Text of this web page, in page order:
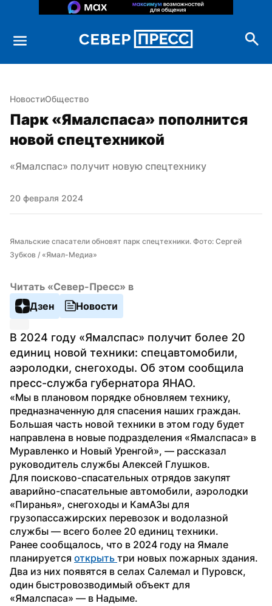
НовостиОбщество
Парк «Ямалспаса» пополнится
новой спецтехникой
«Ямалспас» получит новую спецтехнику
20 февраля 2024
Ямальские спасатели обновят парк спецтехники. Фото: Сергей
Зубков / «Ямал-Медиа»
Читать «Север-Пресс» в
Дзен
Новости
В 2024 году «Ямалспас» получит более 20
единиц новой техники: спецавтомобили,
аэролодки, снегоходы. Об этом сообщила
пресс-служба губернатора ЯНАО.
«Мы в плановом порядке обновляем технику,
предназначенную для спасения наших граждан.
Большая часть новой техники в этом году будет
направлена в новые подразделения «Ямалспаса» в
Муравленко и Новый Уренгой», — рассказал
руководитель службы Алексей Глушков.
Для поисково-спасательных отрядов закупят
аварийно-спасательные автомобили, аэролодки
«Пиранья», снегоходы и КамАЗы для
грузопассажирских перевозок и водолазной
службы — всего более 20 единиц техники.
Ранее сообщалось, что в 2024 году на Ямале
планируется открыть три новых пожарных здания.
Два из них появятся в селах Салемал и Пуровск,
один быстровозводимый объект для
«Ямалспаса» — в Надыме.